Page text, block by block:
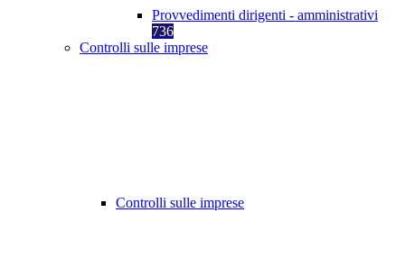
Provvedimenti dirigenti - amministrativi
736
Controlli sulle imprese
Controlli sulle imprese